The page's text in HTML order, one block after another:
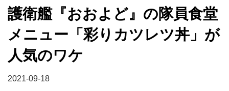
護衛艦『おおよど』の隊員食堂
メニュー「彩りカツレツ丼」が
人気のワケ
2021-09-18